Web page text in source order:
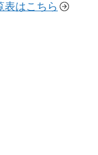
はこちら